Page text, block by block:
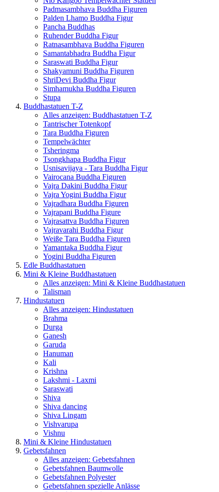
Padmasambhava Buddha Figuren
Palden Lhamo Buddha Figur
Pancha Buddhas
Ruhender Buddha Figur
Ratnasambhava Buddha Figuren
Samantabhadra Buddha Figur
Saraswati Buddha Figur
Shakyamuni Buddha Figuren
ShriDevi Buddha Figur
Simhamukha Buddha Figuren
Stupa
Buddhastatuen T-Z
Alles anzeigen: Buddhastatuen T-Z
Tantrischer Totenkopf
Tara Buddha Figuren
Tempelwächter
Tsheringma
Tsongkhapa Buddha Figur
Usnisavijaya - Tara Buddha Figur
Vairocana Buddha Figuren
Vajra Dakini Buddha Figur
Vajra Yogini Buddha Figur
Vajradhara Buddha Figuren
Vajrapani Buddha Figure
Vajrasattva Buddha Figuren
Vajravarahi Buddha Figur
Weiße Tara Buddha Figuren
Yamantaka Buddha Figur
Yogini Buddha Figuren
Edle Buddhastatuen
Mini & Kleine Buddhastatuen
Alles anzeigen: Mini & Kleine Buddhastatuen
Talisman
Hindustatuen
Alles anzeigen: Hindustatuen
Brahma
Durga
Ganesh
Garuda
Hanuman
Kali
Krishna
Lakshmi - Laxmi
Saraswati
Shiva
Shiva dancing
Shiva Lingam
Vishvarupa
Vishnu
Mini & Kleine Hindustatuen
Gebetsfahnen
Alles anzeigen: Gebetsfahnen
Gebetsfahnen Baumwolle
Gebetsfahnen Polyester
Gebetsfahnen spezielle Anlässe